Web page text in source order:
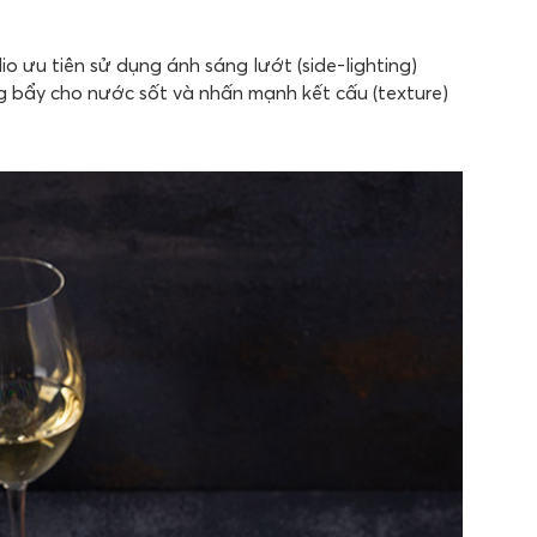
ưu tiên sử dụng ánh sáng lướt (side-lighting)
cho nước sốt và nhấn mạnh kết cấu (texture)